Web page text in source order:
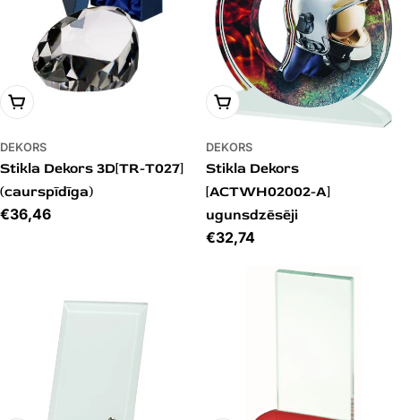
PIEVIENOT GROZAM
DEKORS
Stikla Dekors 3D[TR-T027]
(caurspīdīga)
Cena
€36,46
PIEVIENOT GROZAM
DEKORS
Stikla Dekors
[ACTWH02002-A]
ugunsdzēsēji
Cena
€32,74